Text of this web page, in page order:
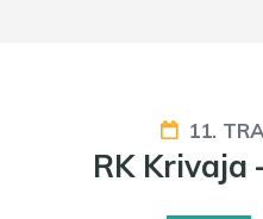
11.
RK